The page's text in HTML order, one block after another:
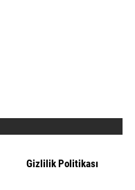
Gizlilik Politikası